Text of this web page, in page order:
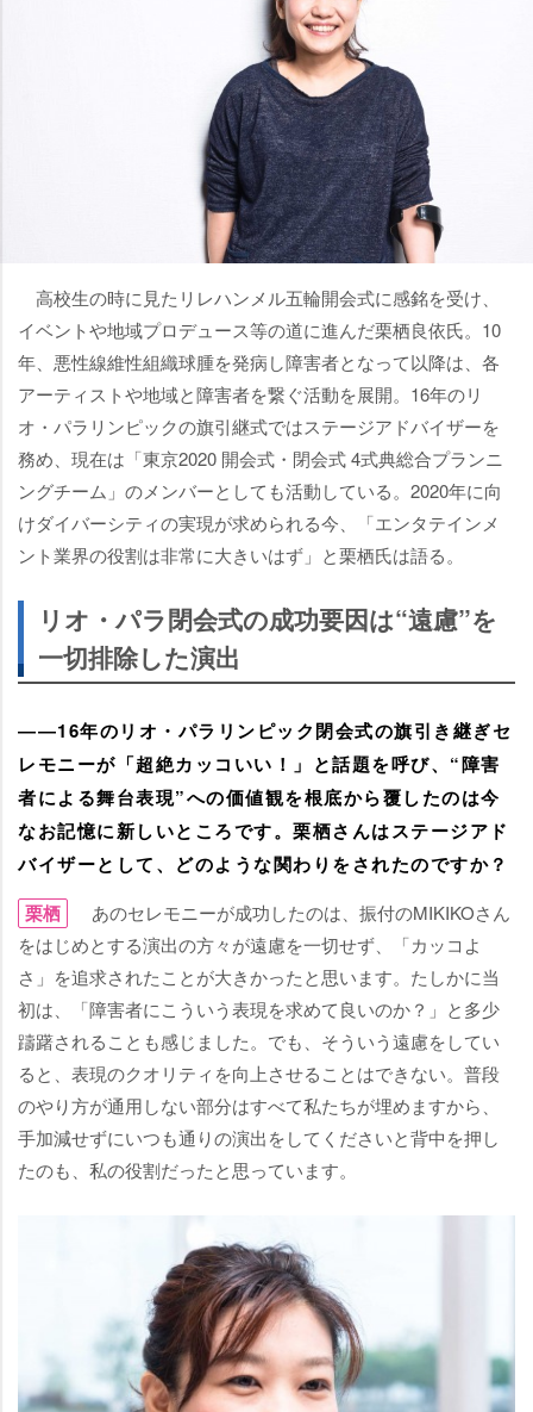
高校生の時に見たリレハンメル五輪開会式に感銘を受け、
イベントや地域プロデュース等の道に進んだ栗栖良依氏。10
年、悪性線維性組織球腫を発病し障害者となって以降は、各
アーティストや地域と障害者を繋ぐ活動を展開。16年のリ
オ・パラリンピックの旗引継式ではステージアドバイザーを
務め、現在は「東京2020 開会式・閉会式 4式典総合プランニ
ングチーム」のメンバーとしても活動している。2020年に向
けダイバーシティの実現が求められる今、「エンタテインメ
ント業界の役割は非常に大きいはず」と栗栖氏は語る。
リオ・パラ閉会式の成功要因は“遠慮”を
一切排除した演出
――16年のリオ・パラリンピック閉会式の旗引き継ぎセ
レモニーが「超絶カッコいい！」と話題を呼び、“障害
者による舞台表現”への価値観を根底から覆したのは今
なお記憶に新しいところです。栗栖さんはステージアド
バイザーとして、どのような関わりをされたのですか？
栗栖
あのセレモニーが成功したのは、振付のMIKIKOさん
をはじめとする演出の方々が遠慮を一切せず、「カッコよ
さ」を追求されたことが大きかったと思います。たしかに当
初は、「障害者にこういう表現を求めて良いのか？」と多少
躊躇されることも感じました。でも、そういう遠慮をしてい
ると、表現のクオリティを向上させることはできない。普段
のやり方が通用しない部分はすべて私たちが埋めますから、
手加減せずにいつも通りの演出をしてくださいと背中を押し
たのも、私の役割だったと思っています。